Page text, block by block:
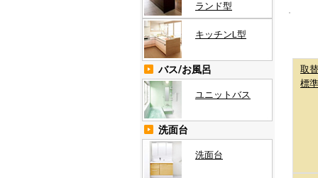
ランド型
キッチンL型
バス/お風呂
ユニットバス
洗面台
洗面台
取替
標